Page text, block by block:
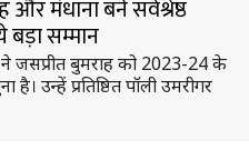
और मंधाना बने सर्वश्रेष्ठ
सम्मान
ने जसप्रीत बुमराह को 2023-24 के
है। उन्हें प्रतिष्ठित पॉली उमरीगर